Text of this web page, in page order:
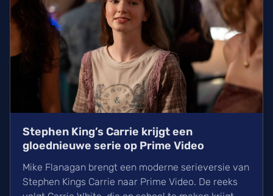
Stephen King’s Carrie krijgt een
gloednieuwe serie op Prime Video
Mike Flanagan brengt een moderne serieversie van
Stephen Kings Carrie naar Prime Video. De reeks